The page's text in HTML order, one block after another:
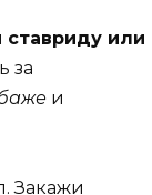
ставриду или
за
и
Закажи